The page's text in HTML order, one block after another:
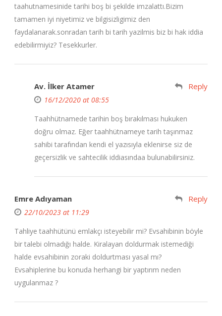
taahutnamesinide tarihi boş bi şekilde imzalattı.Bizim
tamamen iyi niyetimiz ve bilgisizligimiz den
faydalanarak.sonradan tarih bi tarih yazilmis biz bi hak iddia
edebilirmiyiz? Tesekkurler.
Av. İlker Atamer
16/12/2020 at 08:55
Reply
Taahhütnamede tarihin boş bırakılması hukuken
doğru olmaz. Eğer taahhütnameye tarih taşınmaz
sahibi tarafından kendi el yazısıyla eklenirse siz de
geçersizlik ve sahtecilik iddiasındaa bulunabilirsiniz.
Emre Adıyaman
22/10/2023 at 11:29
Reply
Tahliye taahhütünü emlakçı isteyebilir mi? Evsahibinin böyle
bir talebi olmadığı halde. Kiralayan doldurmak istemediği
halde evsahibinin zoraki doldurtması yasal mı?
Evsahiplerine bu konuda herhangi bir yaptırım neden
uygulanmaz ?